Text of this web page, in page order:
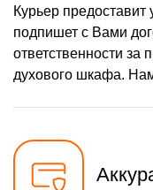
Курьер
подпишет с Вами
ответственности за
духового шкафа.